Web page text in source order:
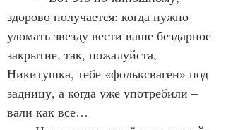
здорово получается: когда нужно
уломать звезду вести ваше бездарное
закрытие, так, пожалуйста,
Никитушка, тебе «фольксваген» под
задницу, а когда уже употребили –
вали как все…